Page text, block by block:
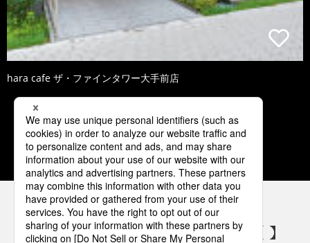
hara cafe ザ・ファインタワー大手前店
2 3 4 5 6
パナソニックの電気設備 SNSアカウント